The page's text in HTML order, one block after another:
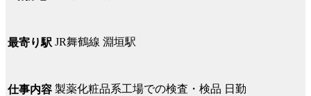
最寄り駅 JR舞鶴線 淵垣駅
仕事内容 製薬化粧品系工場での検査・検品 日勤